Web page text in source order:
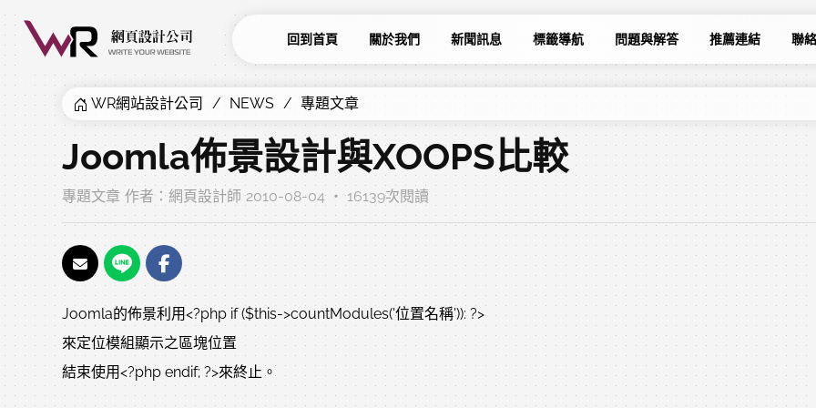
回到首頁 關於我們 新聞訊息 標籤導航 問題與解答 推薦連結 聯
WR網站設計公司 NEWS 專題文章
Joomla佈景設計與XOOPS比較
專題文章 作者： 網頁設計師 2010-08-04 ‧ 16139次閱讀
Joomla的佈景利用<?php if ($this->countModules('位置名稱')): ?>
來定位模組顯示之區塊位置
結束使用<?php endif; ?>來終止。